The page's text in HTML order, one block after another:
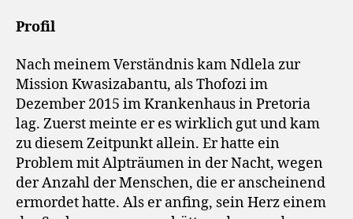
Profil
Nach meinem Verständnis kam Ndlela zur
Mission Kwasizabantu, als Thofozi im
Dezember 2015 im Krankenhaus in Pretoria
lag. Zuerst meinte er es wirklich gut und kam
zu diesem Zeitpunkt allein. Er hatte ein
Problem mit Alpträumen in der Nacht, wegen
der Anzahl der Menschen, die er anscheinend
ermordet hatte. Als er anfing, sein Herz einem